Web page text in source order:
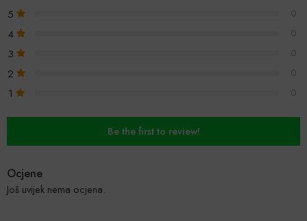
5 0
4 0
3 0
2 0
1 0
Be the first to review!
Ocjene
Još uvijek nema ocjena.